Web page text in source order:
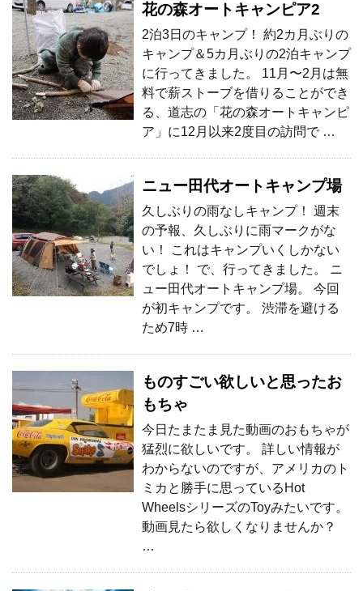
花の森オートキャンピア2
2泊3日のキャンプ！ 約2カ月ぶりの
キャンプ＆5カ月ぶりの2泊キャンプ
に行ってきました。 11月〜2月は無
料で薪ストーブを借りることができ
る、道志の「花の森オートキャンピ
ア」に12月以来2度目の訪問で …
ニュー田代オートキャンプ場
久しぶりの雨なしキャンプ！ 週末
の予報、久しぶりに雨マークがな
い！ これはキャンプいくしかない
でしょ！ で、行ってきました。 ニ
ュー田代オートキャンプ場。 今回
が初キャンプです。 渋滞を避ける
ため7時 …
ものすごい欲しいと思ったお
もちゃ
今日たまたま見た動画のおもちゃが
猛烈に欲しいです。 詳しい情報が
わからないのですが、アメリカのト
ミカと勝手に思っているHot
WheelsシリーズのToyみたいです。
動画見たら欲しくなりませんか？
…